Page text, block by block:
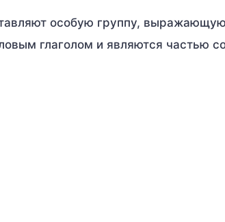
особую группу,
глаголом и являются частью